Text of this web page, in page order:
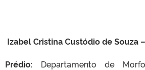
TELEFONES
Izabel Cristina Custódio de Souza –
Prédio: Departamento de